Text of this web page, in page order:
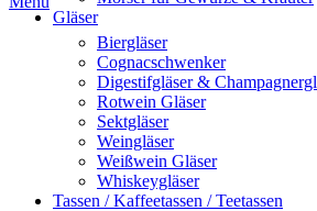
Gläser
Biergläser
Cognacschwenker
Digestifgläser &
Rotwein Gläser
Sektgläser
Weingläser
Weißwein Gläser
Whiskeygläser
Tassen / Kaffeetassen / Teetassen